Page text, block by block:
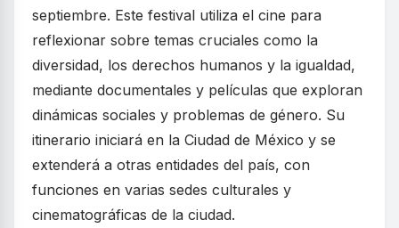
septiembre. Este festival utiliza el cine para
reflexionar sobre temas cruciales como la
diversidad, los derechos humanos y la igualdad,
mediante documentales y películas que exploran
dinámicas sociales y problemas de género. Su
itinerario iniciará en la Ciudad de México y se
extenderá a otras entidades del país, con
funciones en varias sedes culturales y
cinematográficas de la ciudad.